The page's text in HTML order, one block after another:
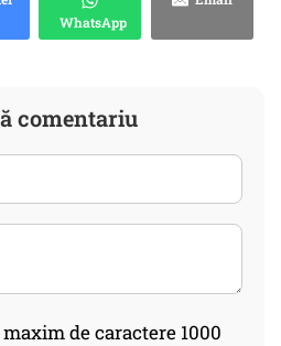
WhatsApp
comentariu
de caractere 1000